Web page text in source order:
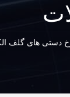
دستی های گلف